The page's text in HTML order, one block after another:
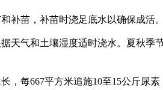
补苗，补苗时浇足底水以确保成活。
天气和土壤湿度适时浇水。夏秋季
，每667平方米追施10至15公斤尿